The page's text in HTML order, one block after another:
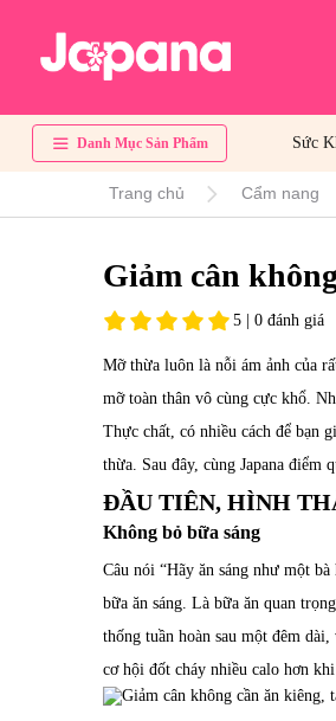
Danh Mục Sản Phẩm Sức
Trang chủ Cẩm nang
Giảm cân
5 | 0 đánh giá
Mỡ thừa luôn là nỗi ám ảnh của
mỡ toàn thân vô cùng cực khổ.
Thực chất, có nhiều cách để bạn
thừa. Sau đây, cùng Japana điểm
ĐẦU TIÊN, HÌNH
Không bỏ bữa sáng
Câu nói “Hãy ăn sáng như một
bữa ăn sáng. Là bữa ăn quan
thống tuần hoàn sau một đêm
cơ hội đốt cháy nhiều calo hơn